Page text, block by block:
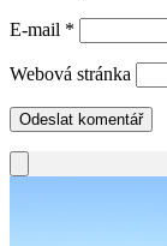
E-mail *
Webová stránka